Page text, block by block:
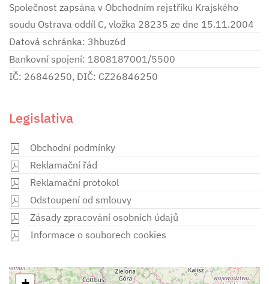
Společnost zapsána v Obchodním rejstříku Krajského
soudu Ostrava oddíl C, vložka 28235 ze dne 15.11.2004
Datová schránka: 3hbuz6d
Bankovní spojení: 1808187001/5500
IČ: 26846250, DIČ: CZ26846250
Legislativa
Obchodní podmínky
Reklamační řád
Reklamační protokol
Odstoupení od smlouvy
Zásady zpracování osobních údajů
Informace o souborech cookies